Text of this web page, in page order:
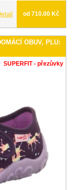
od 710.00 Kč
OBUV, PLU:
SUPERFIT - přezůvky